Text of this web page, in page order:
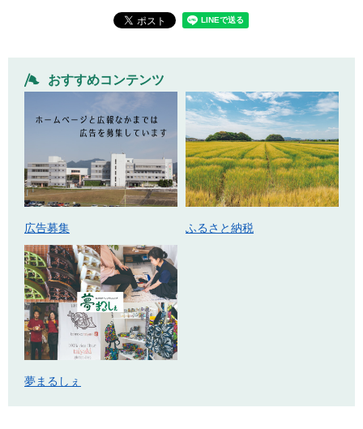
おすすめコンテンツ
広告募集 ふるさと納税
夢まるしぇ